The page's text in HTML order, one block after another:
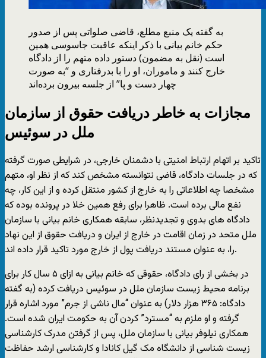
به گفته یک منبع مطلع، قاضی صلواتی پس از صدور
حکم خانم بیانی با ذکر اینکه عاقبت جاسوسی همین
است (نقل به مضمون) دستور داده متهم را از دادگاه
خارج کنند و ماموران، او را با بدرفتاری و “به صورت
چهار دست و پا” از جلسه بیرون برده‌اند
مجازات به خاطر دریافت حقوق از سازمان
ملل در سوئیس
تاکید بر اتهام ارتباط امنیتی با دشمنان خارجی، در شرایطی صورت گرفته
که در جلسات دادگاه، قاضی نتوانسته مشخص کند که از نظر او، متهم
مشخصا چه اطلاعاتی را به خارج از کشور منتقل کرده و از این کار، چه
نفع مالی برده است. ظاهرا برای رفع همین خلا در پرونده بوده که
دادگاه های بدوی و تجدیدنظر، سابقه همکاری خانم بیانی با سازمان
ملل متحد در زمان اقامت در خارج از ایران و دریافت حقوق از این نهاد
را، به عنوان مستند دریافت پول از خارج مورد تاکید قرار داده اند.
در بخشی از رای دادگاه، حقوقی که خانم بیانی به ازای ۵ سال کار برای
برنامه محیط زیست سازمان ملل در سوئیس دریافت کرده (به گفته
دادگاه: ۳۶۵ هزار دلار) به عنوان “مال ناشی از جرم” مورد اشاره قرار
گرفته و او ملزم به “مسترد” کردن آن به حکومت ایران شده است.
همکاری نیلوفر بیانی با سازمان ملل، پس از گرفتن مدرک کارشناسی
زیست شناسی از دانشگاه مک گیل کانادا و کارشناسی ارشد حفاظت